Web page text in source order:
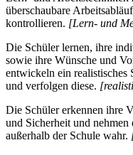
überschaubare
kontrollieren. [Lern- und
Die Schüler lernen, ihre
sowie ihre Wünsche und
entwickeln ein realistisches
und verfolgen diese.
Die Schüler erkennen ihre
und Sicherheit und
außerhalb der Schule wahr.